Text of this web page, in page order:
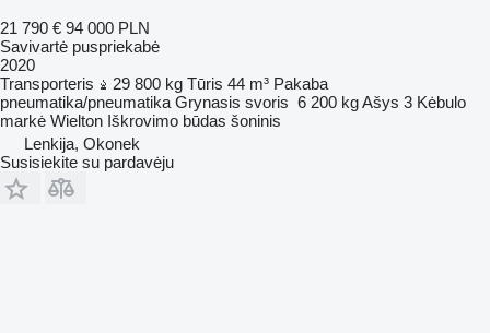
21 790 € 94 000 PLN
Savivartė puspriekabė
2020
Transporteris
29 800 kg Tūris 44 m³ Pakaba
pneumatika/pneumatika Grynasis svoris 6 200 kgAšys 3 Kėbulo
markė Wielton Iškrovimo būdas šoninis
Lenkija, Okonek
Susisiekite su pardavėju